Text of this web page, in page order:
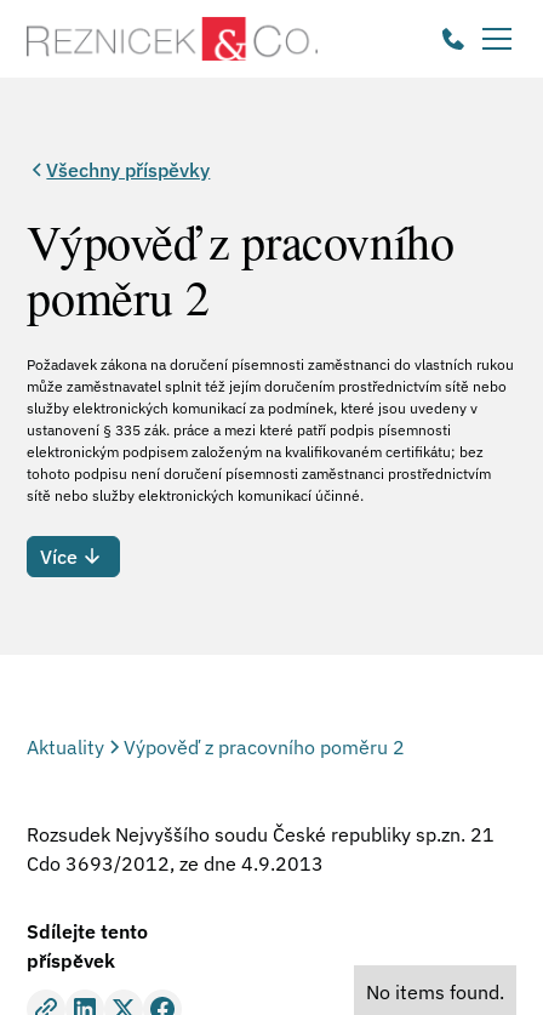
Všechny příspěvky
Výpověď z pracovního
poměru 2
Požadavek zákona na doručení písemnosti zaměstnanci do vlastních rukou
může zaměstnavatel splnit též jejím doručením prostřednictvím sítě nebo
služby elektronických komunikací za podmínek, které jsou uvedeny v
ustanovení § 335 zák. práce a mezi které patří podpis písemnosti
elektronickým podpisem založeným na kvalifikovaném certifikátu; bez
tohoto podpisu není doručení písemnosti zaměstnanci prostřednictvím
sítě nebo služby elektronických komunikací účinné.
Více
Aktuality Výpověď z pracovního poměru 2
Rozsudek Nejvyššího soudu České republiky sp.zn. 21
Cdo 3693/2012, ze dne 4.9.2013
Sdílejte tento
příspěvek
No items found.